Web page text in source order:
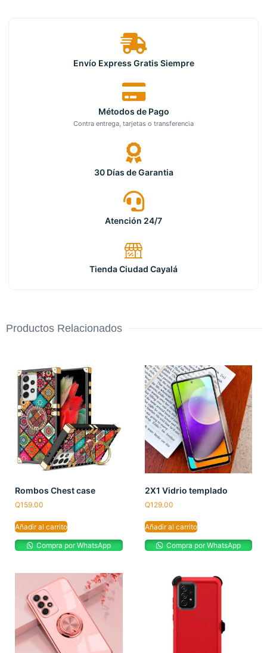
Envío Express Gratis Siempre
Métodos de Pago
Contra entrega, tarjetas o transferencia
30 Días de Garantia
Atención 24/7
Tienda Ciudad Cayalá
Productos Relacionados
Rombos Chest case
Q159.00
Añadir al carrito
Compra por WhatsApp
2X1 Vidrio templado
Q129.00
Añadir al carrito
Compra por WhatsApp